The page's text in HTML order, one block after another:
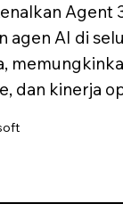
Agent
agen AI di
dan kinerja